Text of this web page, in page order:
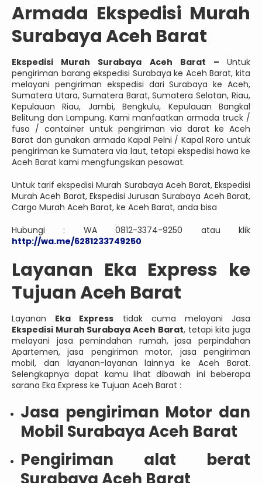
Armada Ekspedisi Murah
Surabaya Aceh Barat
Ekspedisi Murah Surabaya Aceh Barat – Untuk
pengiriman barang ekspedisi Surabaya ke Aceh Barat, kita
melayani pengiriman ekspedisi dari Surabaya ke Aceh,
Sumatera Utara, Sumatera Barat, Sumatera Selatan, Riau,
Kepulauan Riau, Jambi, Bengkulu, Kepulauan Bangkal
Belitung dan Lampung. Kami manfaatkan armada truck /
fuso / container untuk pengiriman via darat ke Aceh
Barat dan gunakan armada Kapal Pelni / Kapal Roro untuk
pengiriman ke Sumatera via laut, tetapi ekspedisi hawa ke
Aceh Barat kami mengfungsikan pesawat.
Untuk tarif ekspedisi Murah Surabaya Aceh Barat, Ekspedisi
Murah Aceh Barat, Ekspedisi Jurusan Surabaya Aceh Barat,
Cargo Murah Aceh Barat, ke Aceh Barat, anda bisa
Hubungi : WA 0812-3374-9250 atau klik
http://wa.me/6281233749250
Layanan Eka Express ke
Tujuan Aceh Barat
Layanan Eka Express tidak cuma melayani Jasa
Ekspedisi Murah Surabaya Aceh Barat, tetapi kita juga
melayani jasa pemindahan rumah, jasa perpindahan
Apartemen, jasa pengiriman motor, jasa pengiriman
mobil, dan layanan-layanan lainnya ke Aceh Barat.
Selengkapnya dapat kamu lihat dibawah ini beberapa
sarana Eka Express ke Tujuan Aceh Barat :
Jasa pengiriman Motor dan
Mobil Surabaya Aceh Barat
Pengiriman alat berat
Surabaya Aceh Barat